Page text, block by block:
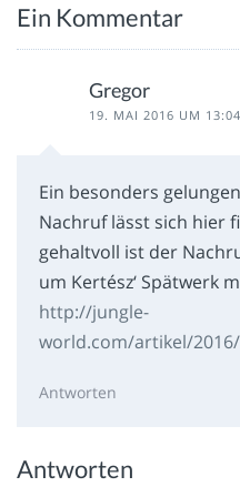
Ein Kommentar
Gregor
19. MAI 2016 UM 13:04
Ein besonders
Nachruf lässt sich hier
gehaltvoll ist der
um Kertész‘ Spätwerk
http://jungle-
world.com/artikel/
Antworten
Antworten